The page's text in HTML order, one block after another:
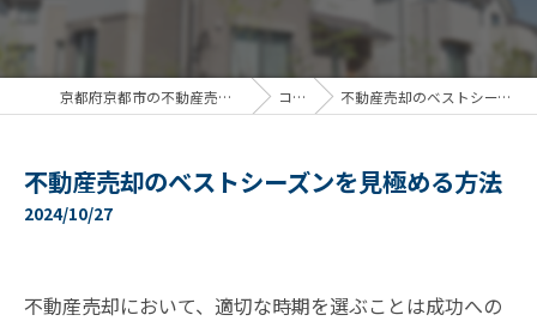
京都府京都市の不動産売却なら株式会社RAVEN コラム 不動産売却のベストシーズンを見極める方法
不動産売却のベストシーズンを見極める方法
2024/10/27
不動産売却において、適切な時期を選ぶことは成功への